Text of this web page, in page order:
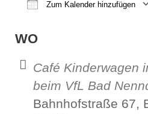
Zum Kalender hinzufügen
WO
Café Kinderwagen
beim VfL Bad
Bahnhofstraße 67,